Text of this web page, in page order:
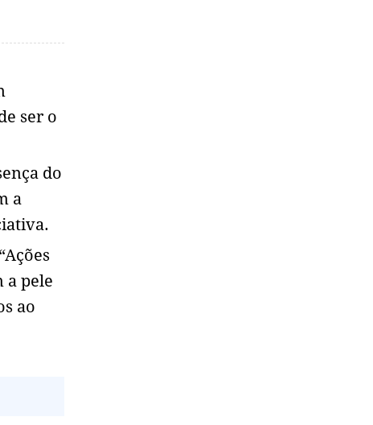
ser o
do
a
a pele
ao